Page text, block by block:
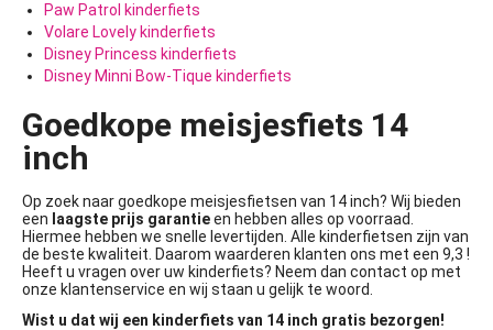
Paw Patrol kinderfiets
Volare Lovely kinderfiets
Disney Princess kinderfiets
Disney Minni Bow-Tique kinderfiets
Goedkope meisjesfiets 14
inch
Op zoek naar goedkope meisjesfietsen van 14 inch? Wij bieden
een laagste prijs garantieen hebben alles op voorraad.
Hiermee hebben we snelle levertijden. Alle kinderfietsen zijn van
de beste kwaliteit. Daarom waarderen klanten ons met een 9,3 !
Heeft u vragen over uw kinderfiets? Neem dan contact op met
onze klantenservice en wij staan u gelijk te woord.
Wist u dat wij een kinderfiets van 14 inch gratis bezorgen!